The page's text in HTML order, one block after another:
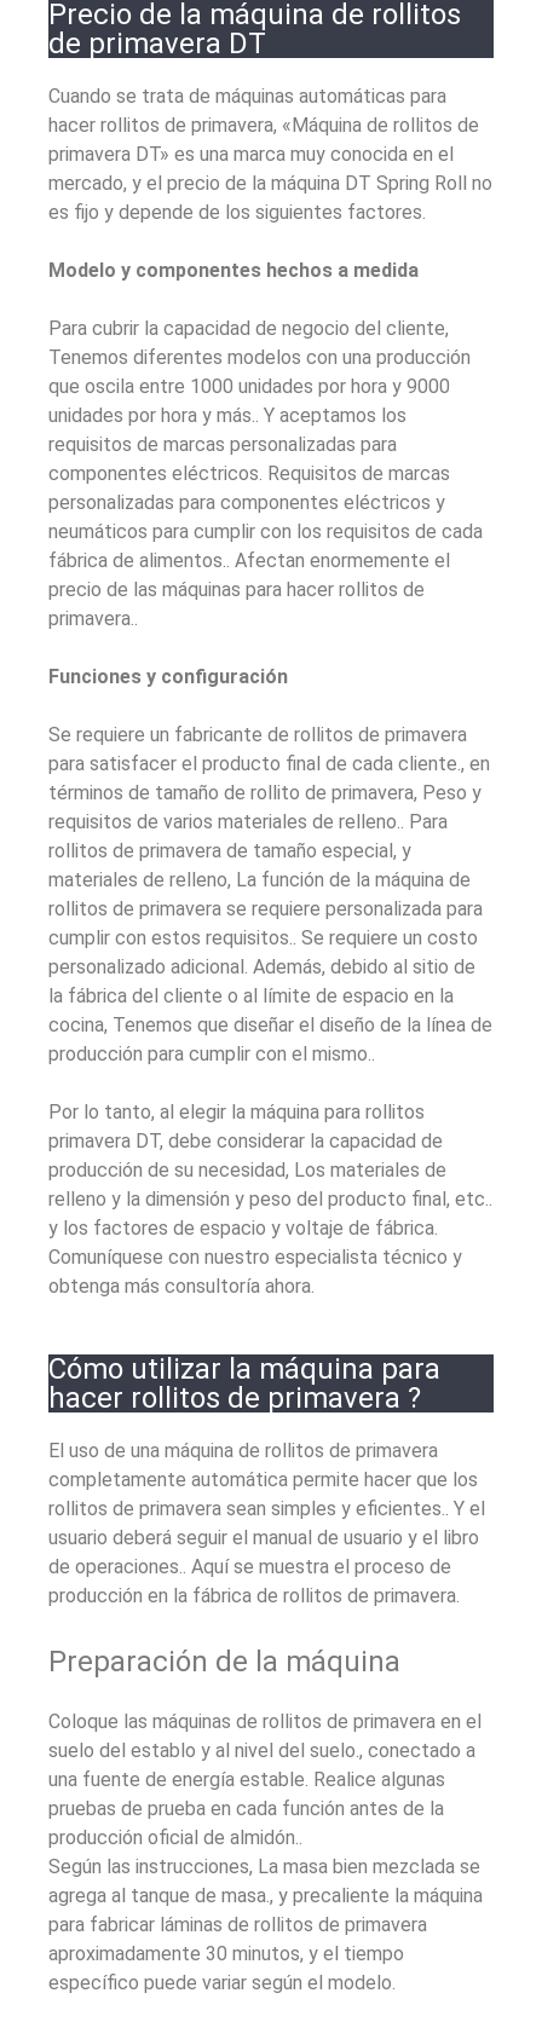
Precio de la máquina de rollitos
de primavera DT
Cuando se trata de máquinas automáticas para
hacer rollitos de primavera, «Máquina de rollitos de
primavera DT» es una marca muy conocida en el
mercado, y el precio de la máquina DT Spring Roll no
es fijo y depende de los siguientes factores.
Modelo y componentes hechos a medida
Para cubrir la capacidad de negocio del cliente,
Tenemos diferentes modelos con una producción
que oscila entre 1000 unidades por hora y 9000
unidades por hora y más.. Y aceptamos los
requisitos de marcas personalizadas para
componentes eléctricos. Requisitos de marcas
personalizadas para componentes eléctricos y
neumáticos para cumplir con los requisitos de cada
fábrica de alimentos.. Afectan enormemente el
precio de las máquinas para hacer rollitos de
primavera..
Funciones y configuración
Se requiere un fabricante de rollitos de primavera
para satisfacer el producto final de cada cliente., en
términos de tamaño de rollito de primavera, Peso y
requisitos de varios materiales de relleno.. Para
rollitos de primavera de tamaño especial, y
materiales de relleno, La función de la máquina de
rollitos de primavera se requiere personalizada para
cumplir con estos requisitos.. Se requiere un costo
personalizado adicional. Además, debido al sitio de
la fábrica del cliente o al límite de espacio en la
cocina, Tenemos que diseñar el diseño de la línea de
producción para cumplir con el mismo..
Por lo tanto, al elegir la máquina para rollitos
primavera DT, debe considerar la capacidad de
producción de su necesidad, Los materiales de
relleno y la dimensión y peso del producto final, etc..
y los factores de espacio y voltaje de fábrica.
Comuníquese con nuestro especialista técnico y
obtenga más consultoría ahora.
Cómo utilizar la máquina para
hacer rollitos de primavera ?
El uso de una máquina de rollitos de primavera
completamente automática permite hacer que los
rollitos de primavera sean simples y eficientes.. Y el
usuario deberá seguir el manual de usuario y el libro
de operaciones.. Aquí se muestra el proceso de
producción en la fábrica de rollitos de primavera.
Preparación de la máquina
Coloque las máquinas de rollitos de primavera en el
suelo del establo y al nivel del suelo., conectado a
una fuente de energía estable. Realice algunas
pruebas de prueba en cada función antes de la
producción oficial de almidón..
Según las instrucciones, La masa bien mezclada se
agrega al tanque de masa., y precaliente la máquina
para fabricar láminas de rollitos de primavera
aproximadamente 30 minutos, y el tiempo
específico puede variar según el modelo.